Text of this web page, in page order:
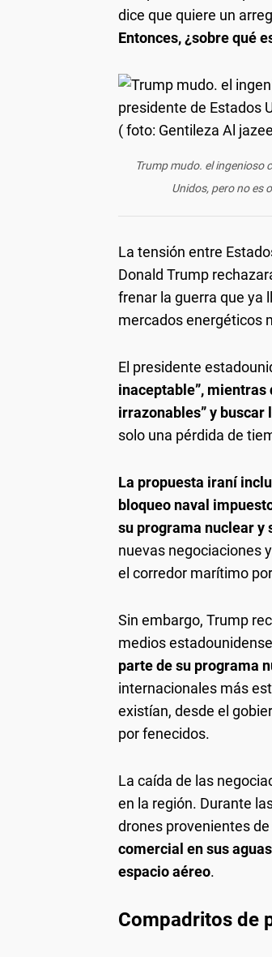
dice que quiere un
Entonces, ¿sobre qué
Trump mudo. el ingenioso
Unidos, pero no es
La tensión entre
Donald Trump
frenar la guerra que ya
mercados energéticos
El presidente
inaceptable”, mientras
irrazonables” y buscar
solo una pérdida de
La propuesta iraní
bloqueo naval
su programa nuclear y
nuevas negociaciones y
el corredor marítimo
Sin embargo, Trump
medios
parte de su programa
internacionales más
existían, desde el
por fenecidos.
La caída de las
en la región. Durante
drones provenientes
comercial en sus
espacio aéreo.
Compadritos de